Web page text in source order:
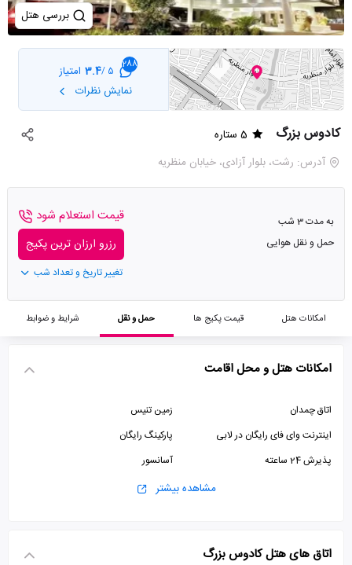
بررسی هتل
288
5 /
3.4 امتیاز
نمایش نظرات
کادوس بزرگ
5 ستاره
آدرس: رشت، بلوار آزادی، خيابان منظریه
به مدت 3 شب
حمل و نقل هوایی
قیمت استعلام شود
رزرو ارزان ترین پکیج
تغییر تاریخ و تعداد شب
امکانات هتل قیمت پکیج ها حمل و نقل شرایط و ضوابط
امکانات هتل و محل اقامت
اتاق چمدان
زمین تنیس
اینترنت وای فای رایگان در لابی
پارکینگ رایگان
پذیرش 24 ساعته
آسانسور
مشاهده بیشتر
اتاق های هتل کادوس بزرگ